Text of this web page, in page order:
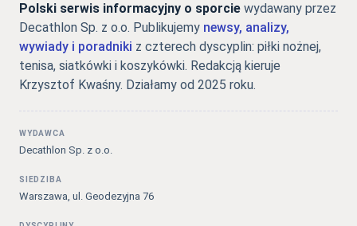
Polski serwis informacyjny o sporcie wydawany przez
Decathlon Sp. z o.o. Publikujemy newsy, analizy,
wywiady i poradniki z czterech dyscyplin: piłki nożnej,
tenisa, siatkówki i koszykówki. Redakcją kieruje
Krzysztof Kwaśny. Działamy od 2025 roku.
WYDAWCA
Decathlon Sp. z o.o.
SIEDZIBA
Warszawa, ul. Geodezyjna 76